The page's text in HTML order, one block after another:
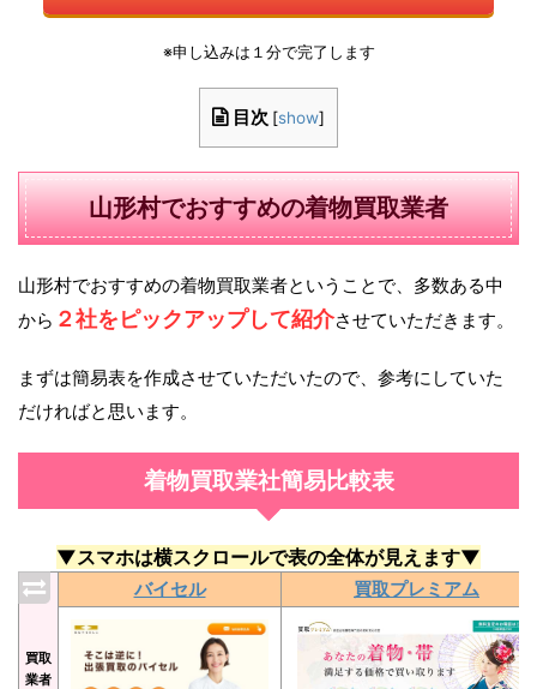
※申し込みは１分で完了します
目次 [show]
山形村でおすすめの着物買取業者
山形村でおすすめの着物買取業者ということで、多数ある中
から ２社をピックアップして紹介させていただきます。
まずは簡易表を作成させていただいたので、参考にしていた
だければと思います。
着物買取業社簡易比較表
▼スマホは横スクロールで表の全体が見えます▼
買取
業者
バイセル 買取プレミアム